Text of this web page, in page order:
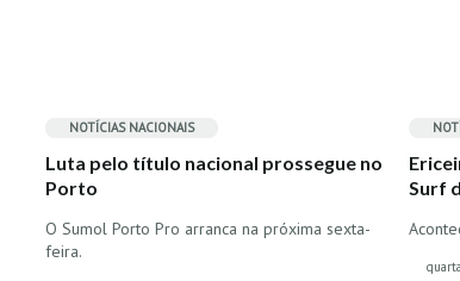
NOTÍCIAS NACIONAIS
Luta pelo título nacional prossegue no
Porto
O Sumol Porto Pro arranca na próxima sexta-
feira.
Surf